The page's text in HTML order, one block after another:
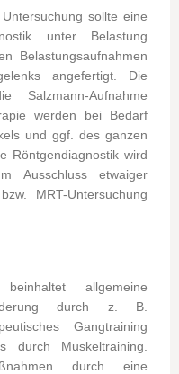
sollte eine
unter Belastung
Belastungsaufnahmen
angefertigt. Die
Salzmann-Aufnahme
werden bei Bedarf
und ggf. des ganzen
Röntgendiagnostik wird
Ausschluss etwaiger
MRT-Untersuchung
allgemeine
durch z. B.
Gangtraining
durch Muskeltraining.
durch eine